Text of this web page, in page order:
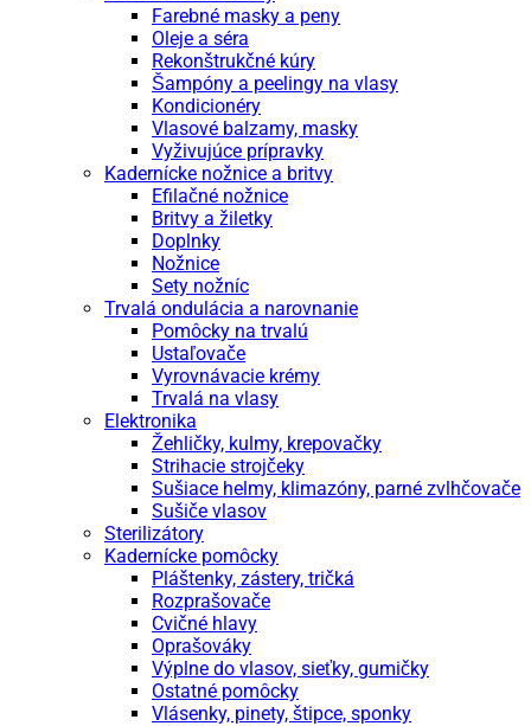
Farebné masky a peny
Oleje a séra
Rekonštrukčné kúry
Šampóny a peelingy na vlasy
Kondicionéry
Vlasové balzamy, masky
Vyživujúce prípravky
Kadernícke nožnice a britvy
Efilačné nožnice
Britvy a žiletky
Doplnky
Nožnice
Sety nožníc
Trvalá ondulácia a narovnanie
Pomôcky na trvalú
Ustaľovače
Vyrovnávacie krémy
Trvalá na vlasy
Elektronika
Žehličky, kulmy, krepovačky
Strihacie strojčeky
Sušiace helmy, klimazóny, parné zvlhčovače
Sušiče vlasov
Sterilizátory
Kadernícke pomôcky
Pláštenky, zástery, tričká
Rozprašovače
Cvičné hlavy
Oprašováky
Výplne do vlasov, sieťky, gumičky
Ostatné pomôcky
Vlásenky, pinety, štipce, sponky